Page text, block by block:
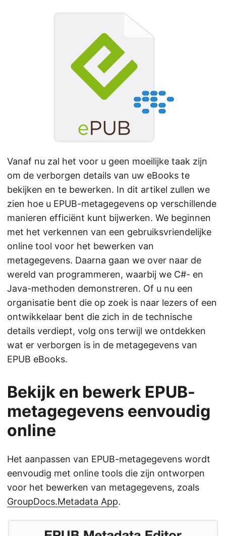
Vanaf nu zal het voor u geen moeilijke taak zijn
om de verborgen details van uw eBooks te
bekijken en te bewerken. In dit artikel zullen we
zien hoe u EPUB-metagegevens op verschillende
manieren efficiënt kunt bijwerken. We beginnen
met het verkennen van een gebruiksvriendelijke
online tool voor het bewerken van
metagegevens. Daarna gaan we over naar de
wereld van programmeren, waarbij we C#- en
Java-methoden demonstreren. Of u nu een
organisatie bent die op zoek is naar lezers of een
ontwikkelaar bent die zich in de technische
details verdiept, volg ons terwijl we ontdekken
wat er verborgen is in de metagegevens van
EPUB eBooks.
Bekijk en bewerk EPUB-
metagegevens eenvoudig
online
Het aanpassen van EPUB-metagegevens wordt
eenvoudig met online tools die zijn ontworpen
voor het bewerken van metagegevens, zoals
GroupDocs.Metadata App.